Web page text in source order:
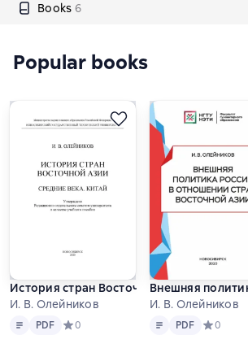
Books 6
Popular books
История стран Восточной Азии.
И. В. Олейников
Text PDF
PDF Средний рейтинг 0 на основе 0 оценок
0
Внешняя
И. В. Олейников
Text PDF
PDF Средний
0